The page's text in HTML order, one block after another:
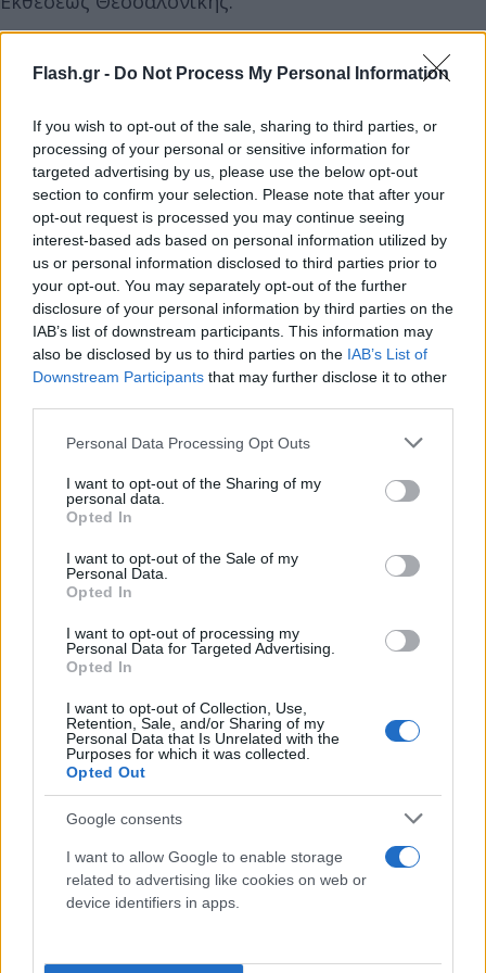
Flash.gr - Do Not Process My Personal Information
If you wish to opt-out of the sale, sharing to third parties, or
processing of your personal or sensitive information for
targeted advertising by us, please use the below opt-out
section to confirm your selection. Please note that after your
opt-out request is processed you may continue seeing
interest-based ads based on personal information utilized by
us or personal information disclosed to third parties prior to
your opt-out. You may separately opt-out of the further
disclosure of your personal information by third parties on the
IAB’s list of downstream participants. This information may
also be disclosed by us to third parties on the IAB’s List of
Downstream Participants that may further disclose it to other
Please note that this website/app uses one or more Google
not limited to your visit or usage behaviour. You may click to
grant or deny consent to Google and its third-party tags to
use your data for below specified purposes in below Google
consent section.
Personal Data Processing Opt Outs
I want to opt-out of the Sharing of my
personal data.
Opted In
I want to opt-out of the Sale of my
Personal Data.
Opted In
I want to opt-out of processing my
Personal Data for Targeted Advertising.
Opted In
I want to opt-out of Collection, Use,
Retention, Sale, and/or Sharing of my
Personal Data that Is Unrelated with the
Purposes for which it was collected.
Opted Out
Google consents
I want to allow Google to enable storage
related to advertising like cookies on web or
device identifiers in apps.
Πηγή: Δήμος Καλαμαριάς
Στον δρόμο για το Παγκόσμιο Πρωτάθλημα
Οι μαθητές ζήτησαν τη συνδρομή του δήμου
Καλαμαριάς στην περίπτωση που προκριθούν στο
Παγκόσμιο πρωτάθλημα. Η κ. Αράπογλου
δεσμεύτηκε να συνδράμει και να προβάλει μια
τόσο σημαντική ομάδα που τιμά την εκπαίδευση
αλλά και την Καλαμαριά. «Θέλουμε να προβάλουμε
την δουλειά σας και να συνεργασθούμε ώστε να
κάνουμε την Καλαμαριά τόπο συνάντησης όλων
αυτών των δημιουργικών ομάδων της πόλης μας.
Μετά την επιτυχία των επόμενων ημερών, θα
ξαναβρεθούμε αυτή τη φορά στο χώρο του
σχολείου σας για να οργανώσουμε μαζί τα επόμενα
βήματα. Μας κάνετε περήφανους» δήλωσε η κ.
Αράπογλου.
εξερεύνηση της ζωής στον βυθό των ωκεανών. Η